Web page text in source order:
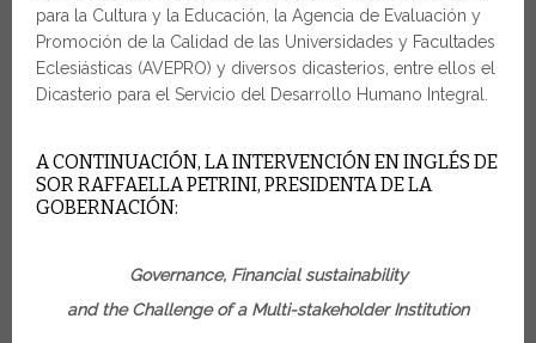
para la Cultura y la Educación, la Agencia de Evaluación y
Promoción de la Calidad de las Universidades y Facultades
Eclesiásticas (AVEPRO) y diversos dicasterios, entre ellos el
Dicasterio para el Servicio del Desarrollo Humano Integral.
A CONTINUACIÓN, LA INTERVENCIÓN EN INGLÉS DE
SOR RAFFAELLA PETRINI, PRESIDENTA DE LA
GOBERNACIÓN:
Governance, Financial sustainability
and the Challenge of a Multi-stakeholder Institution